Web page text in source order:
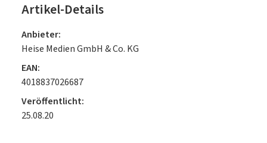
Artikel-Details
Anbieter:
Heise Medien GmbH & Co. KG
EAN:
4018837026687
Veröffentlicht:
25.08.20